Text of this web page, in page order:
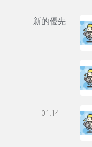
新的優先
01:14